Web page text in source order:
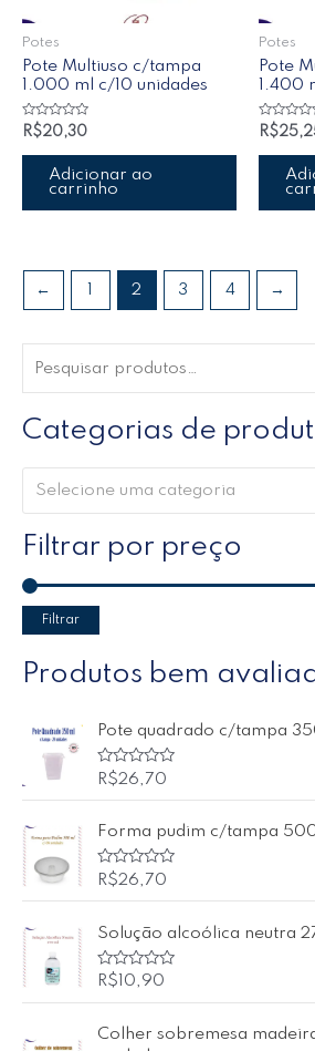
Potes
Pote Multiuso c/tampa
1.000 ml c/10 unidades
Avaliação
0
de
R$20,30
Adicionar ao
carrinho
Potes
Pote
1.400
Avaliação
0
de
R$
← 1 2 3 4 →
Categorias de
Selecione uma categoria
Filtrar por preço
Filtrar
Produtos bem
Pote quadrado c/tampa
A
a
i
a
ç
ã
0
e
5
R$26,70
Forma pudim c/tampa
A
i
a
ç
ã
0
e
R$26,70
Solução alcoólica neutra
A
a
i
R$10,90
Colher sobremesa